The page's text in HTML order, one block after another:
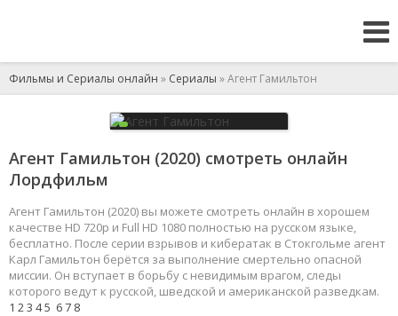
Фильмы и Сериалы онлайн » Сериалы » Агент Гамильтон
Агент Гамильтон (2020) смотреть онлайн
Лордфильм
Агент Гамильтон (2020) вы можете смотреть онлайн в хорошем
качестве HD 720p и Full HD 1080 полностью на русском языке,
бесплатно. После серии взрывов и кибератак в Стокгольме агент
Карл Гамильтон берётся за выполнение смертельно опасной
миссии. Он вступает в борьбу с невидимым врагом, следы
которого ведут к русской, шведской и американской разведкам.
1 23 45 67 8